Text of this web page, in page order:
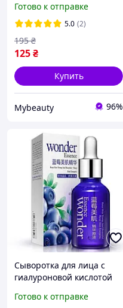
Sadoer Lustrous Facial
Serum, 30 мл
Готово к отправке
5.0 (2)
125₴
195 ₴
Купить
Mybeauty 96%
Сыворотка для лица с
гиалуроновой кислотой
Essence Wonder 15мл
Готово к отправке